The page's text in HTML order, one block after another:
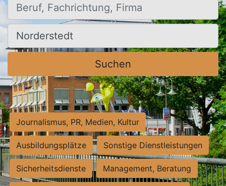
Ort, Stadt
Suchen
Journalismus, PR, Medien, Kultur
Ausbildungsplätze Sonstige Dienstleistungen
Sicherheitsdienste Management, Beratung